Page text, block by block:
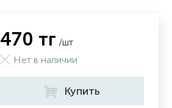
470 тг /шт
Нет в наличии
Купить